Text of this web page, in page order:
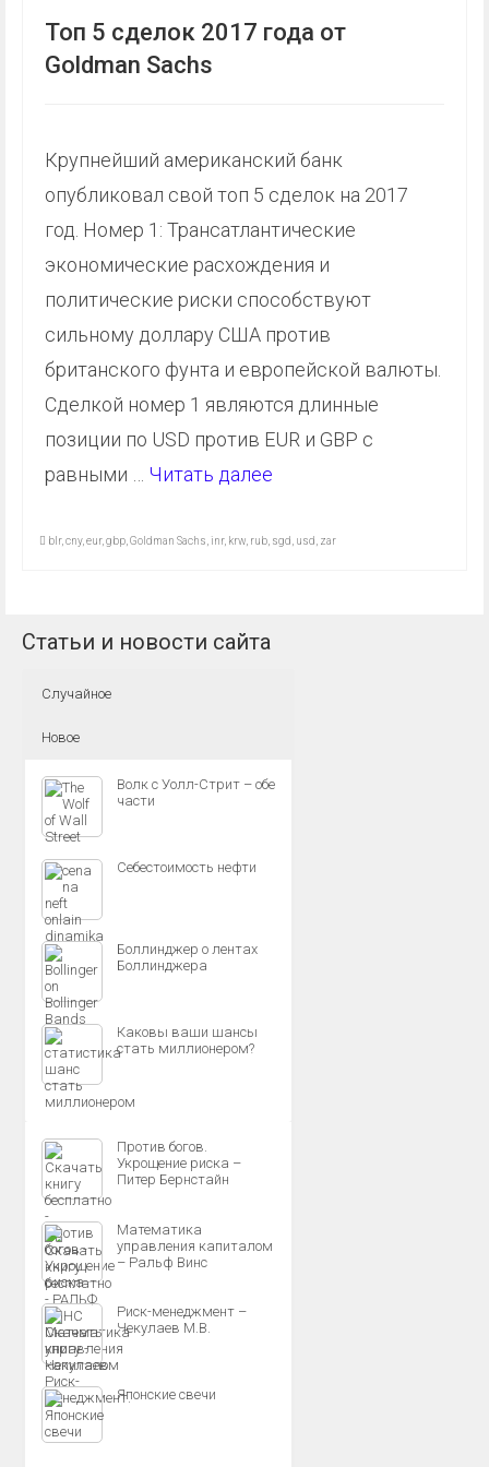
Топ 5 сделок 2017 года от
Goldman Sachs
Крупнейший американский банк
опубликовал свой топ 5 сделок на 2017
год. Номер 1: Трансатлантические
экономические расхождения и
политические риски способствуют
сильному доллару США против
британского фунта и европейской валюты.
Сделкой номер 1 являются длинные
позиции по USD против EUR и GBP с
равными … Читать далее
blr, cny, eur, gbp Goldman Sachs inr, krw rub sgd usd zar
Статьи и новости сайта
Случайное
Новое
Волк с Уолл-Стрит – обе
части
Себестоимость нефти
Боллинджер о лентах
Боллинджера
Каковы ваши шансы
стать миллионером?
Против богов.
Укрощение риска –
Питер Бернстайн
Математика
управления капиталом
– Ральф Винс
Риск-менеджмент –
Чекулаев М.В.
Японские свечи